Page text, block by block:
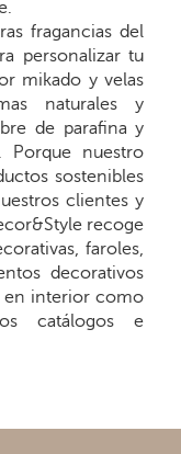
fragancias del
personalizar tu
mikado y velas
naturales y
de parafina y
Porque nuestro
sostenibles
clientes y
recoge
faroles,
decorativos
en interior como
catálogos e